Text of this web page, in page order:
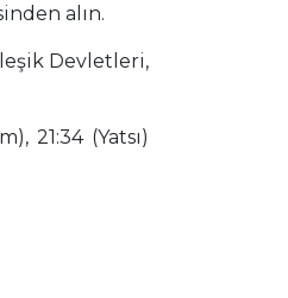
alın.
Devletleri,
21:34 (Yatsı)